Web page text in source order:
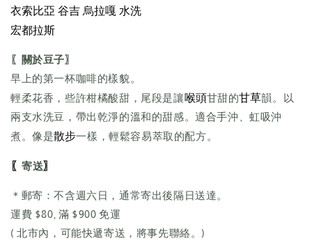
衣索比亞 谷吉 烏拉嘎 水洗
宏都拉斯
〖關於豆子〗
早上的第一杯咖啡的樣貌。
輕柔花香，些許柑橘酸甜，尾段是讓喉頭甘甜的甘草韻。以
兩支水洗豆，帶出乾淨的溫和的甜感。適合手沖、虹吸沖
煮。像是散步一樣，輕鬆容易萃取的配方。
〖 寄送〗
＊郵寄：不含週六日，通常寄出後隔日送達。
運費 $80, 滿 $900 免運
( 北市內，可能快遞寄送，將事先聯絡。)